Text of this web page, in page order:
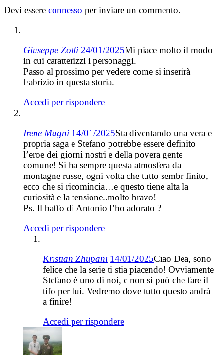
Devi essere connesso per inviare un commento.
Giuseppe Zolli 24/01/2025Mi piace molto il modo
in cui caratterizzi i personaggi.
Passo al prossimo per vedere come si inserirà
Fabrizio in questa storia.
Accedi per rispondere
Irene Magni 14/01/2025Sta diventando una vera e
propria saga e Stefano potrebbe essere definito
l’eroe dei giorni nostri e della povera gente
comune! Si ha sempre questa atmosfera da
montagne russe, ogni volta che tutto sembr finito,
ecco che si ricomincia…e questo tiene alta la
curiosità e la tensione..molto bravo!
Ps. Il baffo di Antonio l’ho adorato ?
Accedi per rispondere
Kristian Zhupani 14/01/2025Ciao Dea, sono
felice che la serie ti stia piacendo! Ovviamente
Stefano è uno di noi, e non si può che fare il
tifo per lui. Vedremo dove tutto questo andrà
a finire!
Accedi per rispondere